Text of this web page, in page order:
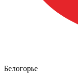
Белогорье